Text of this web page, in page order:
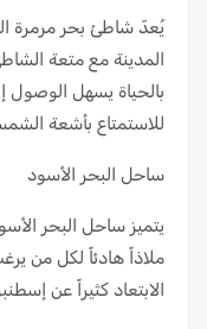
يُعدّ شاطئ بحر مرمرة
المدينة مع متعة
بالحياة يسهل الوصول
للاستمتاع بأشعة
ساحل البحر الأسود
يتميز ساحل البحر
ملاذاً هادئاً لكل من
الابتعاد كثيراً عن